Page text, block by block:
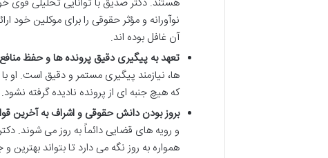
نوآورانه و مؤثر حقوقی را برای موکلین خود
آن غافل بوده اند.
تعهد به پیگیری دقیق پرونده ها و حفظ
ها، نیازمند پیگیری مستمر و دقیق است.
که هیچ جنبه ای از پرونده نادیده گرفته نشود.
بروز بودن دانش حقوقی و اشراف به آخرین
و رویه های قضایی دائماً به روز می شوند.
همواره به روز نگه می دارد تا بتواند بهترین